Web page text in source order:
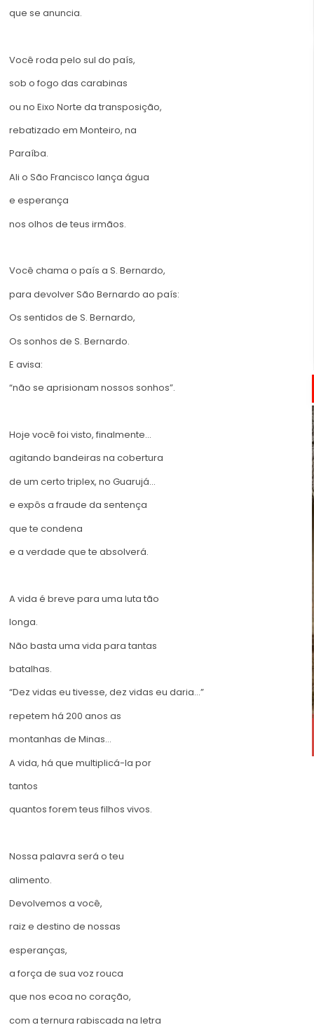
que se anuncia.
Você roda pelo sul do país,
sob o fogo das carabinas
ou no Eixo Norte da transposição,
rebatizado em Monteiro, na
Paraíba.
Ali o São Francisco lança água
e esperança
nos olhos de teus irmãos.
Você chama o país a S. Bernardo,
para devolver São Bernardo ao país:
Os sentidos de S. Bernardo,
Os sonhos de S. Bernardo.
E avisa:
“não se aprisionam nossos sonhos”.
Hoje você foi visto, finalmente…
agitando bandeiras na cobertura
de um certo triplex, no Guarujá…
e expôs a fraude da sentença
que te condena
e a verdade que te absolverá.
A vida é breve para uma luta tão
longa.
Não basta uma vida para tantas
batalhas.
“Dez vidas eu tivesse, dez vidas eu daria…”
repetem há 200 anos as
montanhas de Minas…
A vida, há que multiplicá-la por
tantos
quantos forem teus filhos vivos.
Nossa palavra será o teu
alimento.
Devolvemos a você,
raiz e destino de nossas
esperanças,
a força de sua voz rouca
que nos ecoa no coração,
com a ternura rabiscada na letra